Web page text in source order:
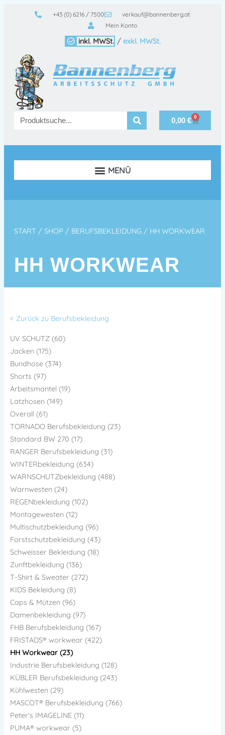
+43 (0) 6216 / 7500
verkauf@bannenberg.at
Mein Konto
inkl. MWSt. / exkl. MWSt.
0,00 € 0
START / SHOP / BERUFSBEKLEIDUNG / HH WORKWEAR
HH WORKWEAR
< Zurück zu Berufsbekleidung
UV SCHUTZ (60)
Jacken (175)
Bundhose (374)
Shorts (97)
Arbeitsmantel (19)
Latzhosen (149)
Overall (61)
TORNADO Berufsbekleidung (23)
Standard BW 270 (17)
RANGER Berufsbekleidung (31)
WINTERbekleidung (634)
WARNSCHUTZbekleidung (488)
Warnwesten (24)
REGENbekleidung (102)
Montagewesten (12)
Multischutzbekleidung (96)
Forstschutzbekleidung (43)
Schweisser Bekleidung (18)
Zunftbekleidung (136)
T-Shirt & Sweater (272)
KIDS Bekleidung (8)
Caps & Mützen (96)
Damenbekleidung (97)
FHB Berufsbekleidung (167)
FRISTADS® workwear (422)
HH Workwear (23)
Industrie Berufsbekleidung (128)
KÜBLER Berufsbekleidung (243)
Kühlwesten (29)
MASCOT® Berufsbekleidung (766)
Peter's IMAGELINE (11)
PUMA® workwear (5)